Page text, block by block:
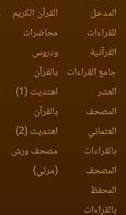
المدخل
للقراءات
القرآنية
جامع القراءات
العشر
المصحف
العثماني
بالقراءات
المصحف
المحفظ
بالقراءات
القرآن الكريم
محاضرات
ودروس
بالقرآن
اهتديت (1)
بالقرآن
اهتديت (2)
مصحف ورش
(مرئي)